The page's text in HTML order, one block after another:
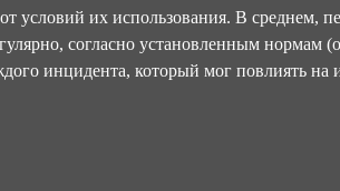
условий их использования. В среднем,
согласно установленным нормам
инцидента, который мог повлиять на